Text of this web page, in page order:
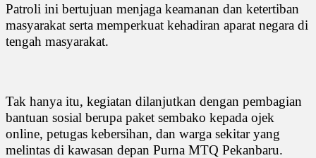
Patroli ini bertujuan menjaga keamanan dan ketertiban
masyarakat serta memperkuat kehadiran aparat negara di
tengah masyarakat.
Tak hanya itu, kegiatan dilanjutkan dengan pembagian
bantuan sosial berupa paket sembako kepada ojek
online, petugas kebersihan, dan warga sekitar yang
melintas di kawasan depan Purna MTQ Pekanbaru.